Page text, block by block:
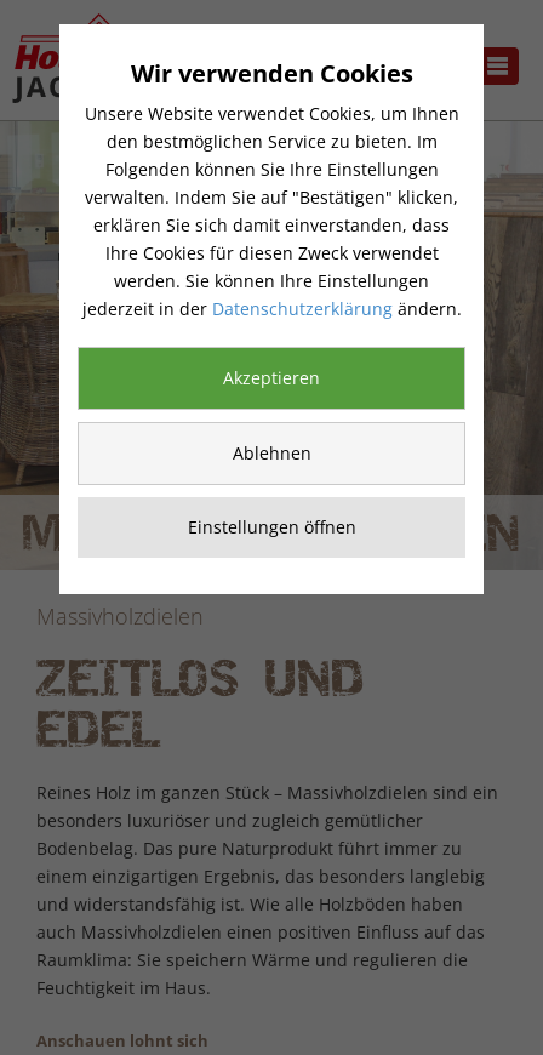
MASSIVHOLZDIELEN
Massivholzdielen
ZEITLOS UND
EDEL
Reines Holz im ganzen Stück – Massivholzdielen sind ein
besonders luxuriöser und zugleich gemütlicher
Bodenbelag. Das pure Naturprodukt führt immer zu
einem einzigartigen Ergebnis, das besonders langlebig
und widerstandsfähig ist. Wie alle Holzböden haben
auch Massivholzdielen einen positiven Einfluss auf das
Raumklima: Sie speichern Wärme und regulieren die
Feuchtigkeit im Haus.
Anschauen lohnt sich
Wir verwenden Cookies
Unsere Website verwendet Cookies, um Ihnen
den bestmöglichen Service zu bieten. Im
Folgenden können Sie Ihre Einstellungen
verwalten. Indem Sie auf "Bestätigen" klicken,
erklären Sie sich damit einverstanden, dass
Ihre Cookies für diesen Zweck verwendet
werden. Sie können Ihre Einstellungen
jederzeit in der Datenschutzerklärungändern.
Akzeptieren
Ablehnen
Einstellungen öffnen